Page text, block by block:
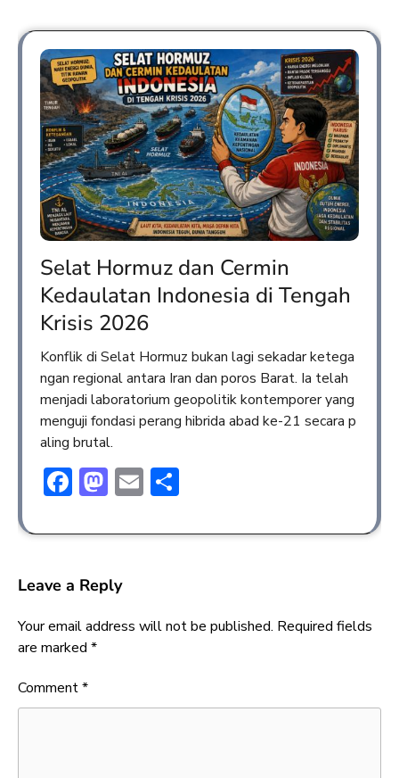
Selat Hormuz dan Cermin
Kedaulatan Indonesia di Tengah
Krisis 2026
Konflik di Selat Hormuz bukan lagi sekadar ketega
ngan regional antara Iran dan poros Barat. Ia telah
menjadi laboratorium geopolitik kontemporer yang
menguji fondasi perang hibrida abad ke-21 secara p
aling brutal.
Facebook
Mastodon
Email
Leave a Reply
Your email address will not be published. Required fields
are marked *
Comment*